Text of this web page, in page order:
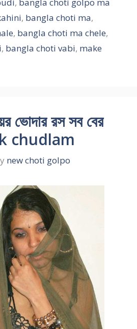
, bangla choti ma,
, bangla choti ma chele,
, bangla choti vabi, make
ভোদার রস সব বের
k chudlam
new choti golpo